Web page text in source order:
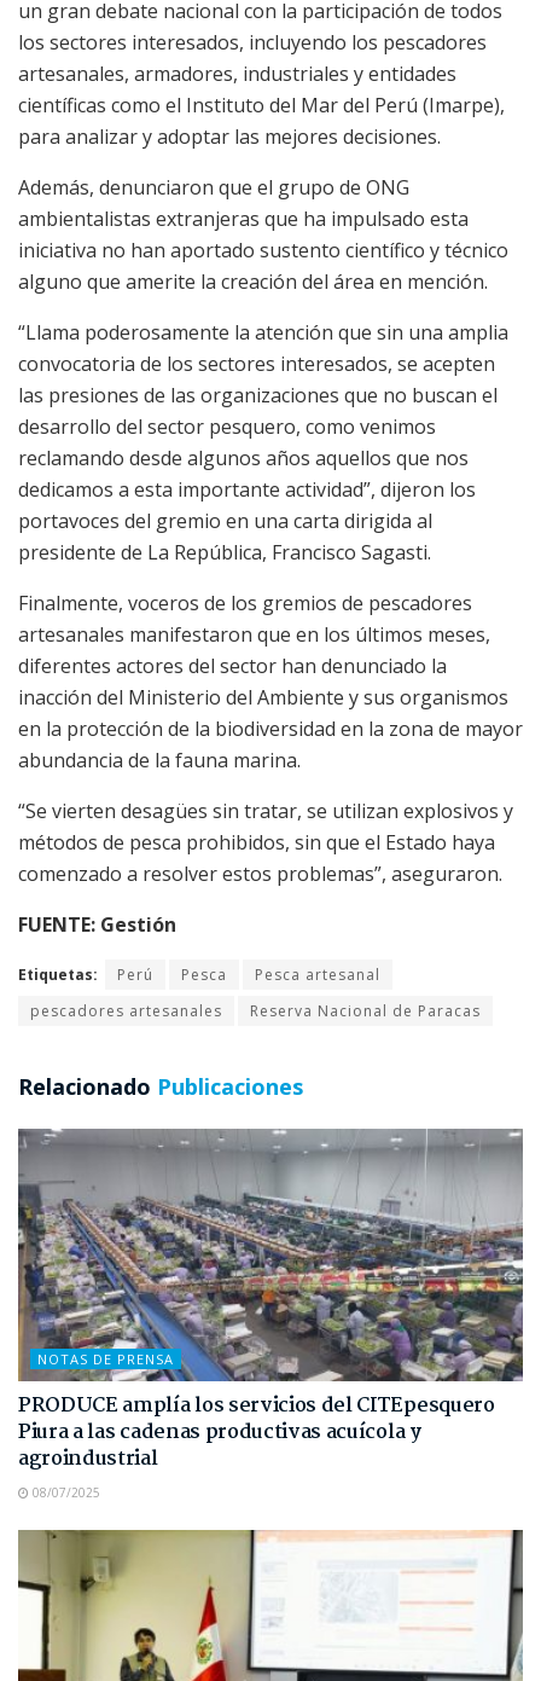
un gran debate nacional con la participación de todos
los sectores interesados, incluyendo los pescadores
artesanales, armadores, industriales y entidades
científicas como el Instituto del Mar del Perú (Imarpe),
para analizar y adoptar las mejores decisiones.
Además, denunciaron que el grupo de ONG
ambientalistas extranjeras que ha impulsado esta
iniciativa no han aportado sustento científico y técnico
alguno que amerite la creación del área en mención.
“Llama poderosamente la atención que sin una amplia
convocatoria de los sectores interesados, se acepten
las presiones de las organizaciones que no buscan el
desarrollo del sector pesquero, como venimos
reclamando desde algunos años aquellos que nos
dedicamos a esta importante actividad”, dijeron los
portavoces del gremio en una carta dirigida al
presidente de La República, Francisco Sagasti.
Finalmente, voceros de los gremios de pescadores
artesanales manifestaron que en los últimos meses,
diferentes actores del sector han denunciado la
inacción del Ministerio del Ambiente y sus organismos
en la protección de la biodiversidad en la zona de mayor
abundancia de la fauna marina.
“Se vierten desagües sin tratar, se utilizan explosivos y
métodos de pesca prohibidos, sin que el Estado haya
comenzado a resolver estos problemas”, aseguraron.
FUENTE: Gestión
Etiquetas: Perú Pesca
Pesca artesanal
pescadores artesanales
Reserva Nacional de Paracas
Relacionado Publicaciones
NOTAS DE PRENSA
PRODUCE amplía los servicios del CITEpesquero
Piura a las cadenas productivas acuícola y
agroindustrial
08/07/2025